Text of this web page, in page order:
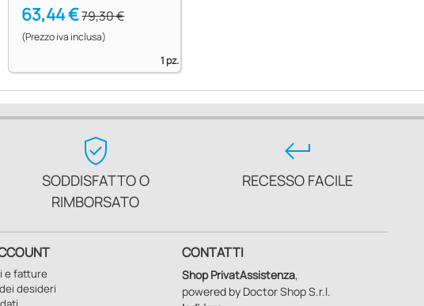
63,44 €79,30 €
(Prezzo iva inclusa)
1 pz.
verified_user
SODDISFATTO O
RIMBORSATO
keyboard_return
RECESSO FACILE
e fatture
desideri
CONTATTI
Shop PrivatAssistenza,
powered by Doctor Shop S.r.l.